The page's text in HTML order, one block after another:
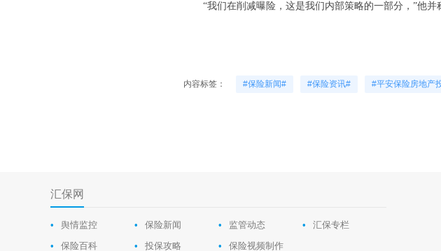
“我们在削减曝险，这是我们内部策略的一部分，”他并
#保险新闻# #保险资讯# #平安保险房地产
内容标签：
汇保网
• 舆情监控 • 保险新闻 • 监管动态 •
汇保专栏
•
保险百科 • 投保攻略 • 保险视频制作